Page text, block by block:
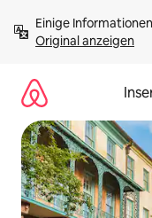
Inhalten
springenOriginal anzeigen